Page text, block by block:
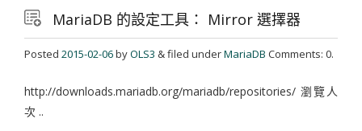
MariaDB 的設定工具： Mirror 選擇器
Posted 2015-02-06byOLS3 & filed underMariaDB Comments: 0.
http://downloads.mariadb.org/mariadb/repositories/ 瀏覽人
次 ..